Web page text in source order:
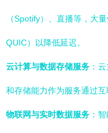
（Spotify）、直播等，大
QUIC）以降低延迟。
云计算与数据存储服务 ：
和存储能力作为服务通过互
物联网与实时数据服务 ：